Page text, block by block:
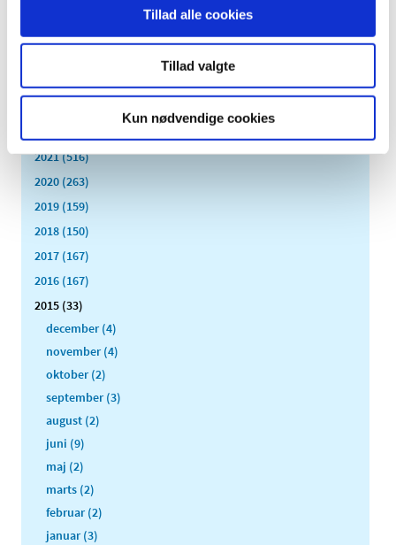
Tillad alle cookies
Tillad valgte
Kun nødvendige cookies
2026 (84)
2024 (224)
2021 (516)
2020 (263)
2019 (159)
2018 (150)
2017 (167)
2016 (167)
2015 (33)
december (4)
november (4)
oktober (2)
september (3)
august (2)
juni (9)
maj (2)
marts (2)
februar (2)
januar (3)